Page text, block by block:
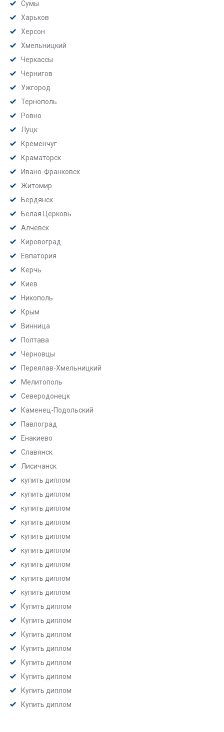
Сумы
Харьков
Херсон
Хмельницкий
Черкассы
Чернигов
Ужгород
Тернополь
Ровно
Луцк
Кременчуг
Краматорск
Ивано-Франковск
Житомир
Бердянск
Белая Церковь
Алчевск
Кировоград
Евпатория
Керчь
Киев
Никополь
Крым
Винница
Полтава
Черновцы
Переялав-Хмельницкий
Мелитополь
Северодонецк
Каменец-Подольский
Павлоград
Енакиево
Славянск
Лисичанск
купить диплом
купить диплом
купить диплом
купить диплом
купить диплом
купить диплом
купить диплом
купить диплом
купить диплом
Купить диплом
Купить диплом
Купить диплом
Купить диплом
Купить диплом
Купить диплом
Купить диплом
Купить диплом